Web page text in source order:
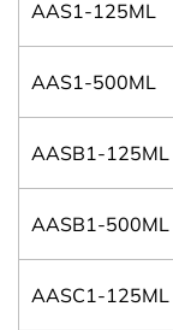
AAS1-125ML
AAS1-500ML
AASB1-125ML
AASB1-500ML
AASC1-125ML